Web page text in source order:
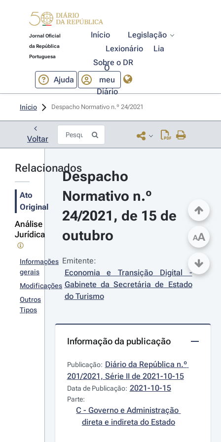
Jornal Oficial
da República
Portuguesa
Início
Legislação
Lexionário
Lia
Sobre o DR
Ajuda
O
meu
Diário
Início Despacho Normativo n.º 24/2021
Voltar
Relacionados
Ato
Original
Análise
Jurídica
Informações
gerais
Modificações
Outros
Tipos
Despacho
Normativo n.º
24/2021, de 15 de
outubro
Emitente:
Economia e Transição Digital -
Gabinete da Secretária de Estado
do Turismo
Informação da publicação
Publicação: Diário da República n.º
201/2021, Série II de 2021-10-15
Data de Publicação: 2021-10-15
Parte:
C - Governo e Administração
direta e indireta do Estado
AA